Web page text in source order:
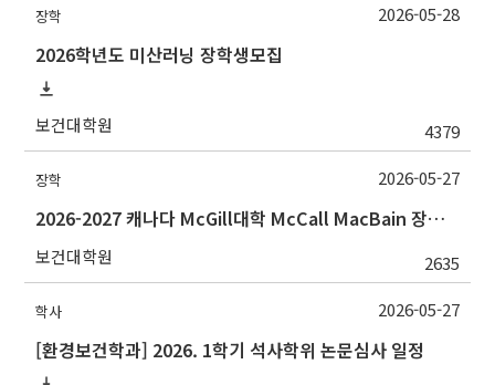
장학
2026학년도 미산러닝 장학생모집
보건대학원 4379
2026-05-28
장학
2026-2027 캐나다 McGill대학 McCall MacBain 장학생 선발 안내
보건대학원 2635
2026-05-27
학사
[환경보건학과] 2026. 1학기 석사학위 논문심사 일정
2026-05-27